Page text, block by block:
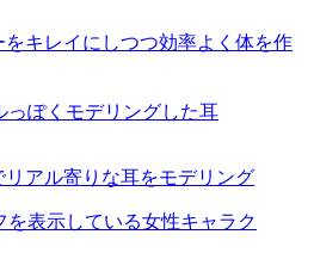
をキレイにしつつ効率よく体を作
リアル寄りな耳をモデリング